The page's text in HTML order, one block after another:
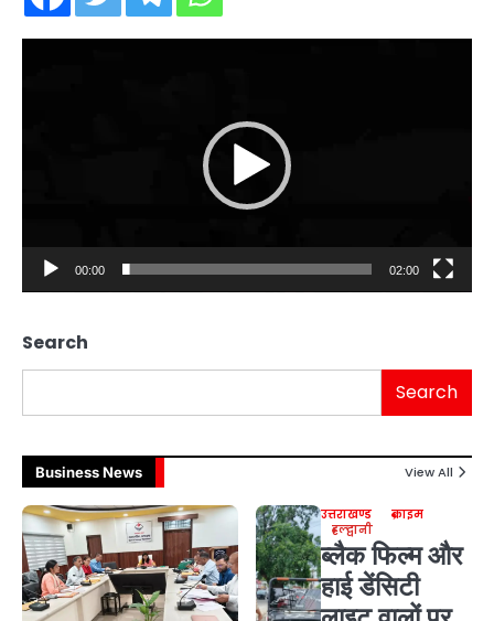
00:00 02:00
Search
Search
Business News View All
उत्तराखण्ड
क्राइम
हल्द्वानी
ब्लैक फिल्म और
हाई डेंसिटी